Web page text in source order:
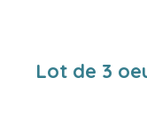
Lot de 3